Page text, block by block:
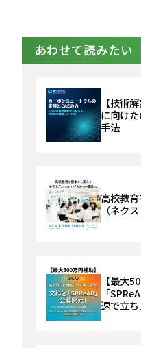
あわせて読みたい
【技術
に向け
手法
高校教
（ネク
【最大
「
速で立